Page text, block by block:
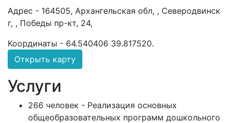
Адрес - 164505, Архангельская обл, , Северодвинск
г, , Победы пр-кт, 24,
Координаты - 64.540406 39.817520.
Открыть карту
Услуги
266 человек - Реализация основных
общеобразовательных программ дошкольного